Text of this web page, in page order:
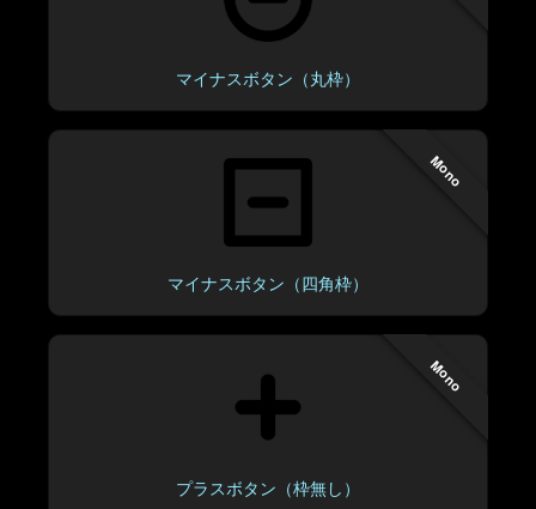
マイナスボタン（丸枠）
Mono
マイナスボタン（四角枠）
Mono
プラスボタン（枠無し）